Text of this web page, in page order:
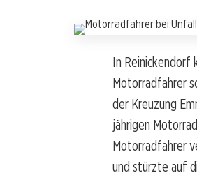
In Reinickendorf
Motorradfahrer
der Kreuzung
jährigen
Motorradfahrer
und stürzte auf